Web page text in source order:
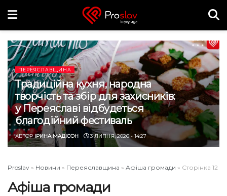
ПЕРЕЯСЛАВЩИНА
Традиційна кухня, народна
творчість та збір для захисників:
у Переяславі відбудеться
благодійний фестиваль
АВТОР ІРИНА МАДІСОН 3 ЛИПНЯ, 2026 - 14:27
Proslav » Новини » Переяславщина » Афіша громади » Сторінка 12
Афіша громади